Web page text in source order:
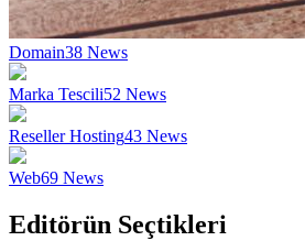
Domain38 News
Marka Tescili52 News
Reseller Hosting43 News
Web69 News
Editörün Seçtikleri